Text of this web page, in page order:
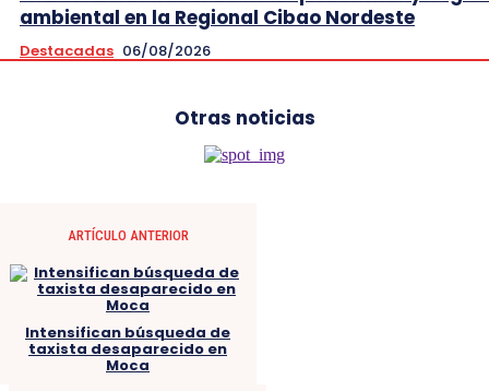
ambiental en la Regional Cibao Nordeste
Destacadas 06/08/2026
Otras noticias
ARTÍCULO ANTERIOR
Intensifican búsqueda de
taxista desaparecido en
Moca